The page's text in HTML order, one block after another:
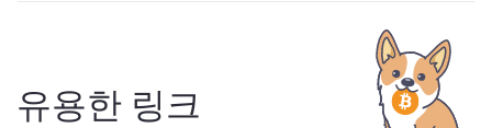
테이블코인, 유틸리티 토큰, 거버넌스 코인 또는 다른 유
형일 수 있습니다. 일반적인 대안으로는 유사한 사용 사
례나 시장 위치를 가진 다른 암호화폐가 포함됩니다.주
요 거래 페이지에서 교환 가능한 모든 자산을 확인하세
유용한 링크